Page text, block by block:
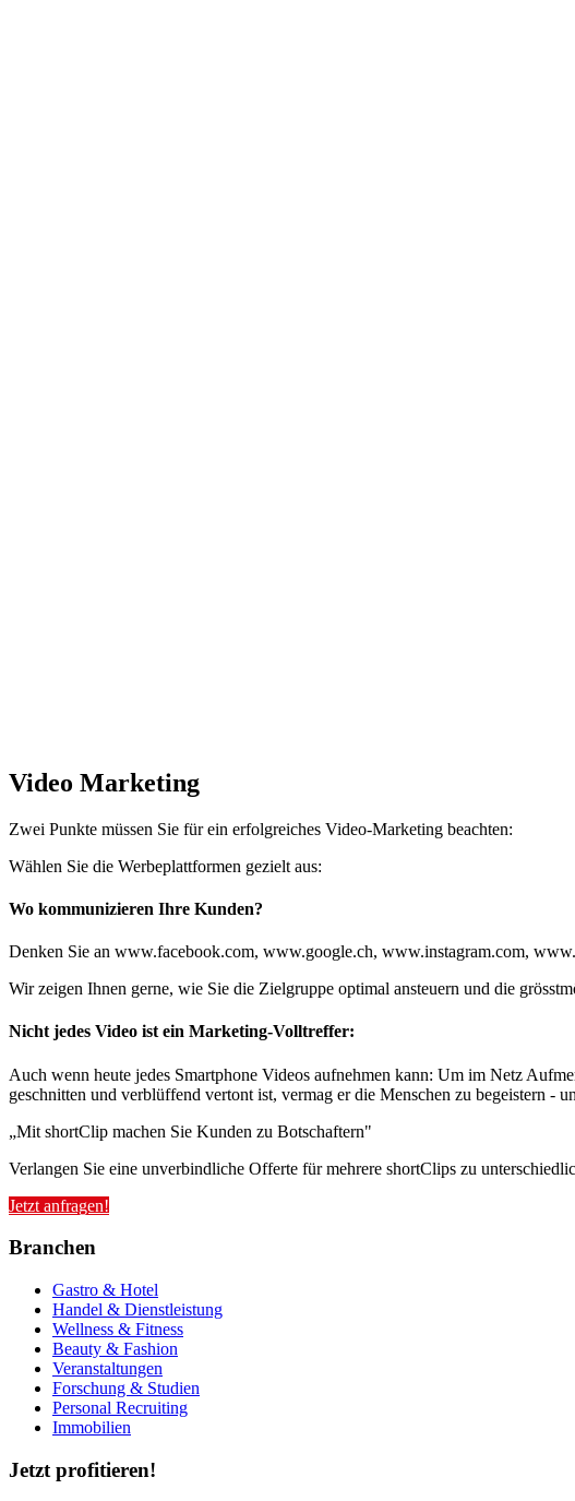
Video Marketing
Zwei Punkte müssen Sie für ein erfolgreiches Video-Marketing beachten:
Wählen Sie die Werbeplattformen gezielt aus:
Wo kommunizieren Ihre Kunden?
Denken Sie an www.facebook.com, www.google.ch, www.instagram.com,
Wir zeigen Ihnen gerne, wie Sie die Zielgruppe optimal ansteuern und die
Nicht jedes Video ist ein Marketing-Volltreffer:
Auch wenn heute jedes Smartphone Videos aufnehmen kann: Um im Netz
geschnitten und verblüffend vertont ist, vermag er die Menschen zu begeistern -
„Mit shortClip machen Sie Kunden zu Botschaftern"
Verlangen Sie eine unverbindliche Offerte für mehrere shortClips zu
Jetzt anfragen!
Branchen
Gastro & Hotel
Handel & Dienstleistung
Wellness & Fitness
Beauty & Fashion
Veranstaltungen
Forschung & Studien
Personal Recruiting
Immobilien
Jetzt profitieren!